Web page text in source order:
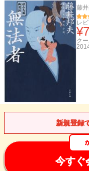
藤
レ
¥
ク
新規登録
今すぐ